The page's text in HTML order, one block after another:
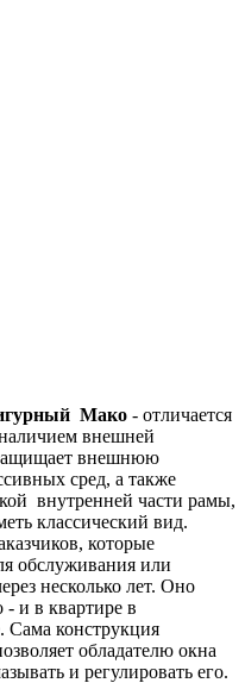
Мако - отличается
внешней
внешнюю
сред, а также
внутренней части рамы,
классический вид.
которые
обслуживания или
несколько лет. Оно
- и в квартире в
Сама конструкция
обладателю окна
и регулировать его.